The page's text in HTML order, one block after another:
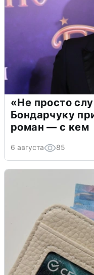
«Не просто
Бондарчуку
роман — с кем
6 августа 85